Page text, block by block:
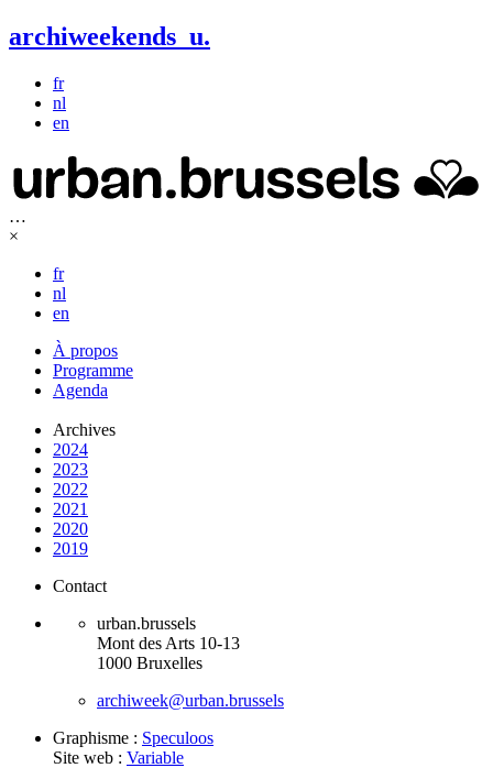
archiweekends u.
fr
nl
en
…
×
fr
nl
en
À propos
Programme
Agenda
Archives
2024
2023
2022
2021
2020
2019
Contact
urban.brussels
Mont des Arts 10-13
1000 Bruxelles
archiweek@urban.brussels
Graphisme : Speculoos
Site web : Variable